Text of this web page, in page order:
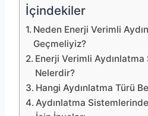
İçindekiler
Neden Enerji Verimli
Geçmeliyiz?
Enerji Verimli
Nelerdir?
Hangi Aydınlatma Türü
Aydınlatma